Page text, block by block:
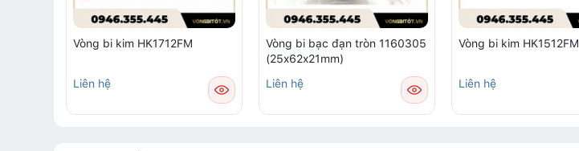
Vòng bi kim HK1712FM
Liên hệ
Vòng bi bạc đạn tròn 1160305
(25x62x21mm)
Liên hệ
Vòng bi kim HK1512FM
Liên hệ